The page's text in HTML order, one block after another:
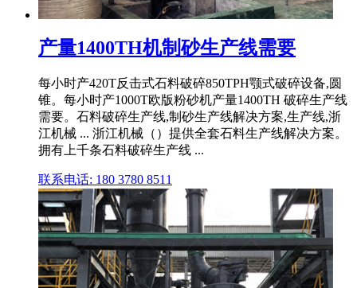
产量1400TH机制砂生产线需要
每小时产420T反击式石料破碎850TPH颚式破碎设备,圆
锥。每小时产1000T欧版粉砂机产量1400TH 破碎生产线
需要。石料破碎生产线,制砂生产线解决方案,生产线,浙
江机械 ... 浙江机械（）提供全套石料生产线解决方案。
拥有上千条石料破碎生产线 ...
联系电话: 180 3780 8511